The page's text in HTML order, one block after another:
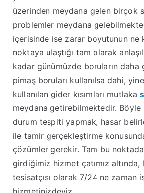
üzerinden meydana gelen birçok
problemler meydana
içerisinde ise zarar boyutunun ne
noktaya ulaştığı tam olarak
kadar günümüzde boruların daha
pimaş boruları kullanılsa dahi,
kullanılan gider kısımları mutlaka
meydana getirebilmektedir. Böyle
durum tespiti yapmak, hasar
ile tamir gerçekleştirme
çözümler gerekir. Tam bu
girdiğimiz hizmet çatımız altında,
tesisatçısı olarak 7/24 ne zaman
hizmetinizdeyiz.